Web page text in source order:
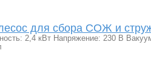
для сбора СОЖ и
2,4 кВт Напряжение: 230 В